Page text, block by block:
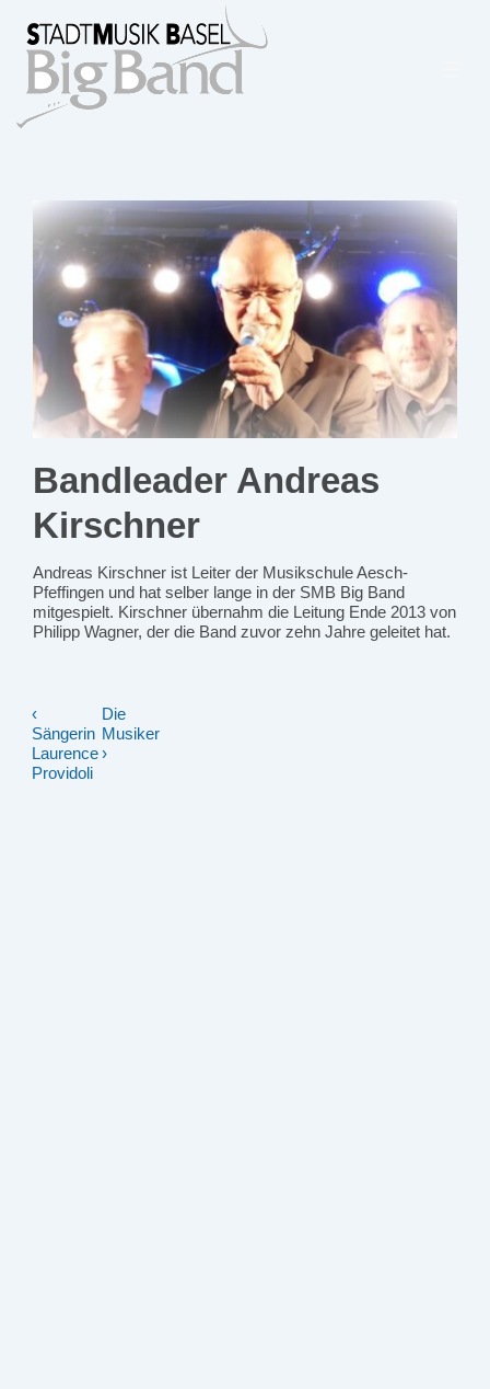
Zum
Inhalt
Bandleader Andreas
Kirschner
Andreas Kirschner ist Leiter der Musikschule Aesch-
Pfeffingen und hat selber lange in der SMB Big Band
mitgespielt. Kirschner übernahm die Leitung Ende 2013 von
Philipp Wagner, der die Band zuvor zehn Jahre geleitet hat.
Beitragsnavigation
‹
Sängerin
Laurence
Providoli
Die
Musiker
›